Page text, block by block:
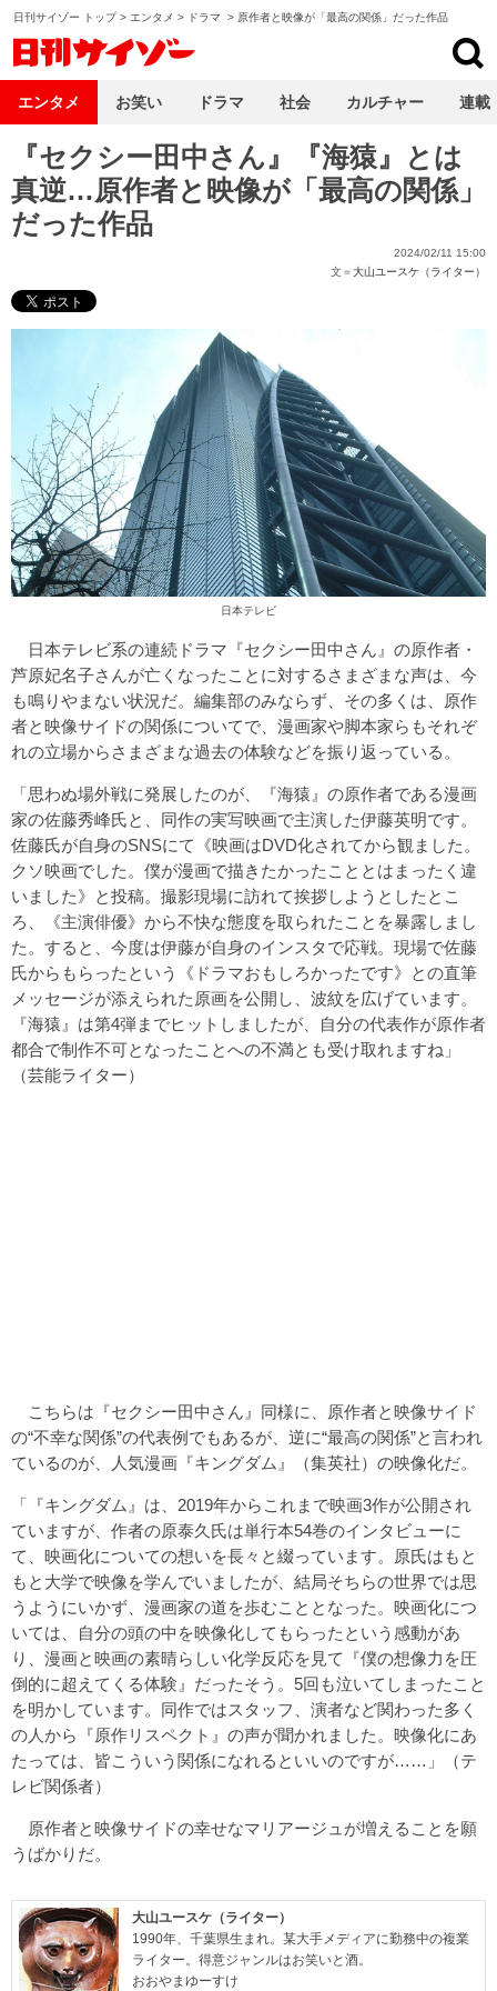
日刊サイゾー トップ> エンタメ > ドラマ > 原作者と映像が「最高の関係」だった作品
『セクシー田中さん』『海猿』とは
真逆…原作者と映像が「最高の関係」
だった作品
2024/02/11 15:00
文＝大山ユースケ（ライター）
日本テレビ
日本テレビ系の連続ドラマ『セクシー田中さん』の原作者・
芦原妃名子さんが亡くなったことに対するさまざまな声は、今
も鳴りやまない状況だ。編集部のみならず、その多くは、原作
者と映像サイドの関係についてで、漫画家や脚本家らもそれぞ
れの立場からさまざまな過去の体験などを振り返っている。
「思わぬ場外戦に発展したのが、『海猿』の原作者である漫画
家の佐藤秀峰氏と、同作の実写映画で主演した伊藤英明です。
佐藤氏が自身のSNSにて《映画はDVD化されてから観ました。
クソ映画でした。僕が漫画で描きたかったこととはまったく違
いました》と投稿。撮影現場に訪れて挨拶しようとしたとこ
ろ、《主演俳優》から不快な態度を取られたことを暴露しまし
た。すると、今度は伊藤が自身のインスタで応戦。現場で佐藤
氏からもらったという《ドラマおもしろかったです》との直筆
メッセージが添えられた原画を公開し、波紋を広げています。
『海猿』は第4弾までヒットしましたが、自分の代表作が原作者
都合で制作不可となったことへの不満とも受け取れますね」
（芸能ライター）
こちらは『セクシー田中さん』同様に、原作者と映像サイド
の“不幸な関係”の代表例でもあるが、逆に“最高の関係”と言われ
ているのが、人気漫画『キングダム』（集英社）の映像化だ。
「『キングダム』は、2019年からこれまで映画3作が公開され
ていますが、作者の原泰久氏は単行本54巻のインタビューに
て、映画化についての想いを長々と綴っています。原氏はもと
もと大学で映像を学んでいましたが、結局そちらの世界では思
うようにいかず、漫画家の道を歩むこととなった。映画化につ
いては、自分の頭の中を映像化してもらったという感動があ
り、漫画と映画の素晴らしい化学反応を見て『僕の想像力を圧
倒的に超えてくる体験』だったそう。5回も泣いてしまったこと
を明かしています。同作ではスタッフ、演者など関わった多く
の人から『原作リスペクト』の声が聞かれました。映像化にあ
たっては、皆こういう関係になれるといいのですが……」（テ
レビ関係者）
原作者と映像サイドの幸せなマリアージュが増えることを願
うばかりだ。
大山ユースケ（ライター）
1990年、千葉県生まれ。某大手メディアに勤務中の複業
ライター。得意ジャンルはお笑いと酒。
おおやまゆーすけ
エンタメ お笑い ドラマ 社会 カルチャー 連載